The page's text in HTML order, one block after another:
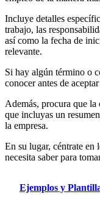
Incluye detalles
trabajo, las
así como la fecha de
relevante.
Si hay algún término o
conocer antes de
Además, procura que la
que incluyas un
la empresa.
En su lugar, céntrate en
necesita saber para
Ejemplos y